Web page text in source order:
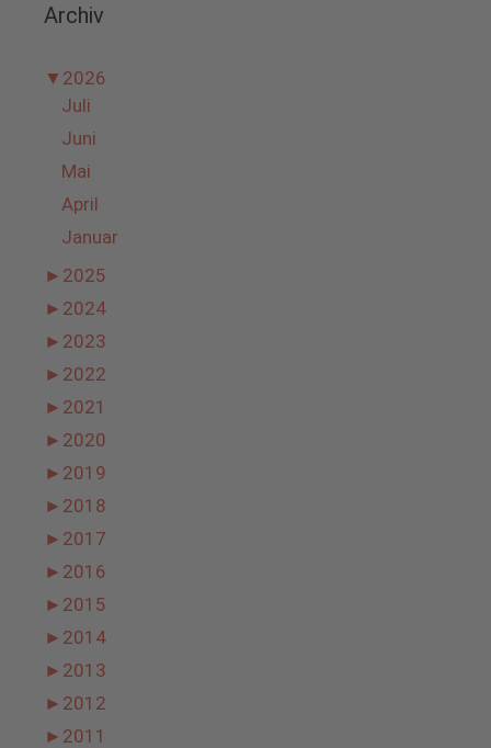
Archiv
▼ 2026
Juli
Juni
Mai
April
Januar
► 2025
► 2024
► 2023
► 2022
► 2021
► 2020
► 2019
► 2018
► 2017
► 2016
► 2015
► 2014
► 2013
► 2012
► 2011